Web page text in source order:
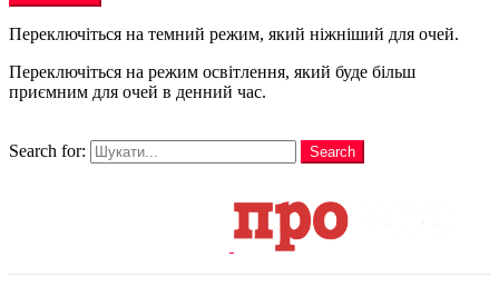
Переключіться на темний режим, який ніжніший для очей.
Переключіться на режим освітлення, який буде більш
приємним для очей в денний час.
Search for:
Search